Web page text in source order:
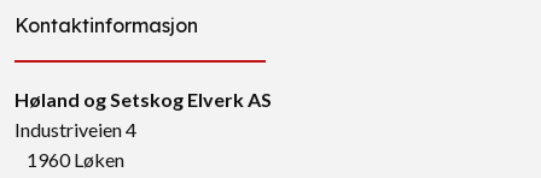
Kontaktinformasjon
Høland og Setskog Elverk AS
Industriveien 4
1960 Løken